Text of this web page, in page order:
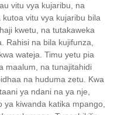
vitu vya kujaribu, na
vitu vya kujaribu bila
kwetu, na tutakaweka
Rahisi na bila kujifunza,
wateja. Timu yetu pia
maalum, na tunajitahidi
na huduma zetu. Kwa
ya ndani na ya nje,
kiwanda katika mpango,